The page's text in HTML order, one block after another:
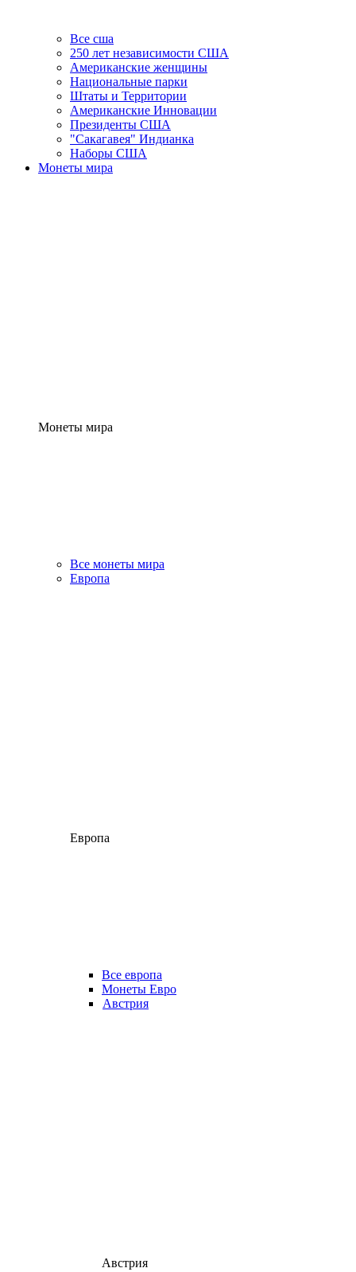
Все сша
250 лет независимости США
Американские женщины
Национальные парки
Штаты и Территории
Американские Инновации
Президенты США
"Сакагавея" Индианка
Наборы США
Монеты мира
Монеты мира
Все монеты мира
Европа
Европа
Все европа
Монеты Евро
Австрия
Австрия